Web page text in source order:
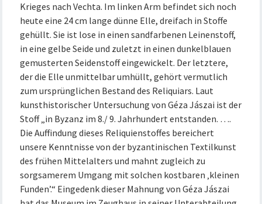
Krieges nach Vechta. Im linken Arm befindet sich noch
heute eine 24 cm lange dünne Elle, dreifach in Stoffe
gehüllt. Sie ist lose in einen sandfarbenen Leinenstoff,
in eine gelbe Seide und zuletzt in einen dunkelblauen
gemusterten Seidenstoff eingewickelt. Der letztere,
der die Elle unmittelbar umhüllt, gehört vermutlich
zum ursprünglichen Bestand des Reliquiars. Laut
kunsthistorischer Untersuchung von Géza Jászai ist der
Stoff „in Byzanz im 8./ 9. Jahrhundert entstanden. ….
Die Auffindung dieses Reliquienstoffes bereichert
unsere Kenntnisse von der byzantinischen Textilkunst
des frühen Mittelalters und mahnt zugleich zu
sorgsamerem Umgang mit solchen kostbaren ‚kleinen
Funden’.“ Eingedenk dieser Mahnung von Géza Jászai